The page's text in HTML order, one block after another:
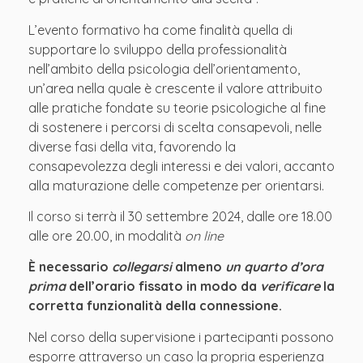
L’evento formativo ha come finalità quella di
supportare lo sviluppo della professionalità
nell’ambito della psicologia dell’orientamento,
un’area nella quale è crescente il valore attribuito
alle pratiche fondate su teorie psicologiche al fine
di sostenere i percorsi di scelta consapevoli, nelle
diverse fasi della vita, favorendo la
consapevolezza degli interessi e dei valori, accanto
alla maturazione delle competenze per orientarsi.
Il corso si terrà il 30 settembre 2024, dalle ore 18.00
alle ore 20.00, in modalità on line
È necessario collegarsi almeno un quarto d’ora
primadell’orario fissato in modo da verificarela
corretta funzionalità della connessione.
Nel corso della supervisione i partecipanti possono
esporre attraverso un caso la propria esperienza